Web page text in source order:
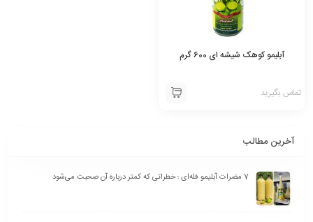
آبلیمو کوهک شیشه ای 600 گرم
تماس بگیرید
آخرین مطالب
7 مضرات آبلیمو فله‌ای ؛ خطراتی که کمتر درباره آن صحبت می‌شود